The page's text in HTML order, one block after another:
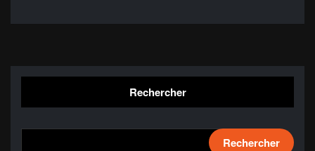
Rechercher
Rechercher